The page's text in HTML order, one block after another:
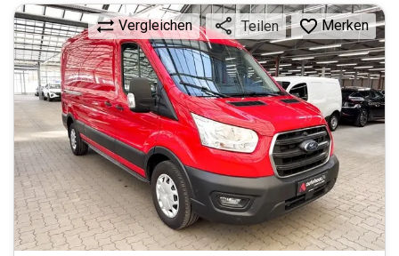
Vergleichen Teilen Merken